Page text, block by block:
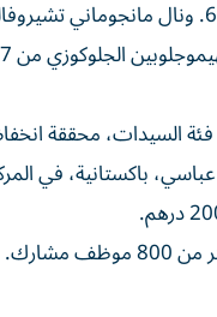
مستوى الهيموجلوبين الجلوكوزي من